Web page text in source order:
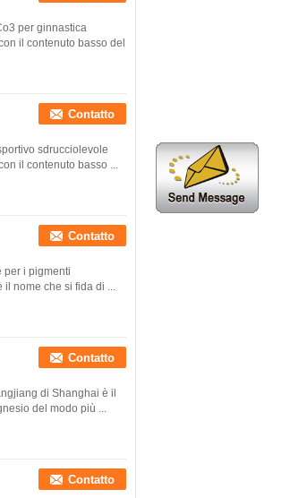
per ginnastica
il contenuto basso del
Contatto
sdrucciolevole
il contenuto basso ...
Contatto
per i pigmenti
nome che si fida di ...
Contatto
di Shanghai è il
del modo più ...
Contatto